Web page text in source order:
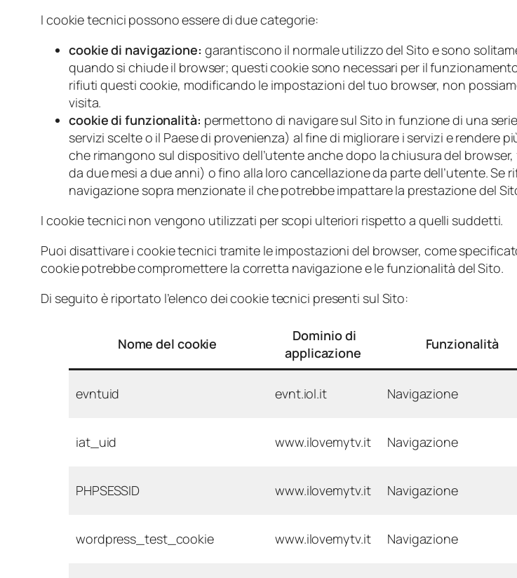
I cookie tecnici possono essere di due categorie:
cookie di navigazione: garantiscono il normale utilizzo del Sito e sono
quando si chiude il browser; questi cookie sono necessari per il
rifiuti questi cookie, modificando le impostazioni del tuo browser, non
visita.
cookie di funzionalità: permettono di navigare sul Sito in funzione di una
servizi scelte o il Paese di provenienza) al fine di migliorare i servizi e rendere
che rimangono sul dispositivo dell’utente anche dopo la chiusura del
da due mesi a due anni) o fino alla loro cancellazione da parte dell’utente.
navigazione sopra menzionate il che potrebbe impattare la prestazione del
I cookie tecnici non vengono utilizzati per scopi ulteriori rispetto a quelli suddetti.
Puoi disattivare i cookie tecnici tramite le impostazioni del browser, come
cookie potrebbe compromettere la corretta navigazione e le funzionalità del Sito.
Di seguito è riportato l’elenco dei cookie tecnici presenti sul Sito:
Nome del cookie
Dominio di
applicazione
Funzionalità
evntuid evnt.iol.it Navigazione
iat_uid www.ilovemytv.it Navigazione
PHPSESSID www.ilovemytv.it Navigazione
wordpress_test_cookie www.ilovemytv.it Navigazione